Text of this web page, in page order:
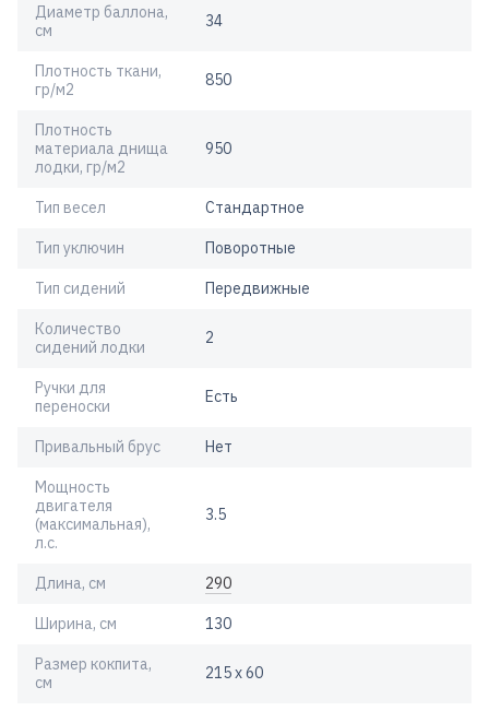
Диаметр баллона,
см
34
Плотность ткани,
гр/м2
850
Плотность
материала днища
лодки, гр/м2
950
Тип весел Стандартное
Тип уключин Поворотные
Тип сидений Передвижные
Количество
сидений лодки
2
Ручки для
переноски
Есть
Привальный брус Нет
Мощность
двигателя
(максимальная),
л.с.
3.5
Длина, см 290
Ширина, см 130
Размер кокпита,
см
215 х 60